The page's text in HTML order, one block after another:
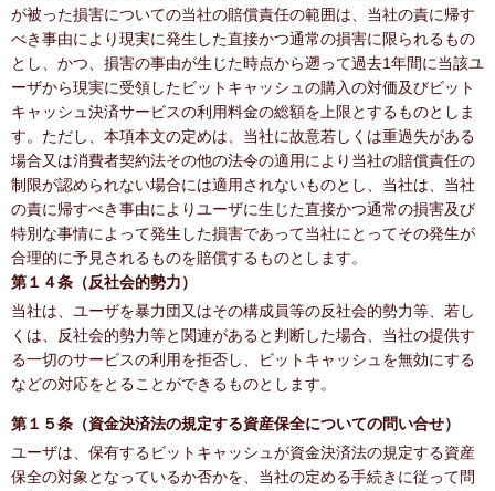
が被った損害についての当社の賠償責任の範囲は、当社の責に帰す
べき事由により現実に発生した直接かつ通常の損害に限られるもの
とし、かつ、損害の事由が生じた時点から遡って過去1年間に当該ユ
ーザから現実に受領したビットキャッシュの購入の対価及びビット
キャッシュ決済サービスの利用料金の総額を上限とするものとしま
す。ただし、本項本文の定めは、当社に故意若しくは重過失がある
場合又は消費者契約法その他の法令の適用により当社の賠償責任の
制限が認められない場合には適用されないものとし、当社は、当社
の責に帰すべき事由によりユーザに生じた直接かつ通常の損害及び
特別な事情によって発生した損害であって当社にとってその発生が
合理的に予見されるものを賠償するものとします。
第１４条（反社会的勢力）
当社は、ユーザを暴力団又はその構成員等の反社会的勢力等、若し
くは、反社会的勢力等と関連があると判断した場合、当社の提供す
る一切のサービスの利用を拒否し、ビットキャッシュを無効にする
などの対応をとることができるものとします。
第１５条（資金決済法の規定する資産保全についての問い合せ）
ユーザは、保有するビットキャッシュが資金決済法の規定する資産
保全の対象となっているか否かを、当社の定める手続きに従って問